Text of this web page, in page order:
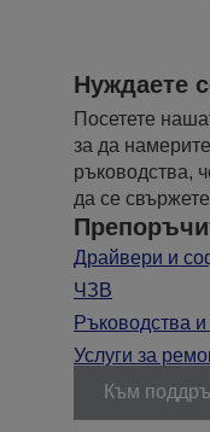
Нуждаете
Посетете
за да
ръководства,
да се
Драйвери и
ЧЗВ
Ръководства
Услуги за
Към